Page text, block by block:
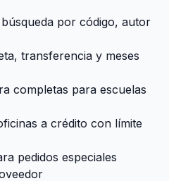
por código, autor
transferencia y meses
completas para escuelas
a crédito con límite
pedidos especiales